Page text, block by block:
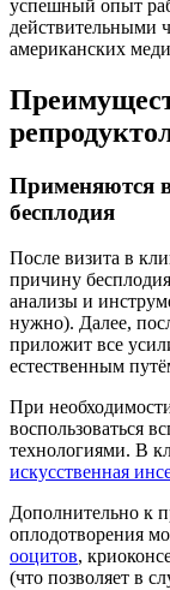
успешный опыт
действительными
американских
Применяются
бесплодия
После визита в
причину
анализы и
нужно). Далее,
приложит все
естественным
При
воспользоваться
технологиями. В
искусственная
Дополнительно к
оплодотворения
ооцитов,
(что позволяет в